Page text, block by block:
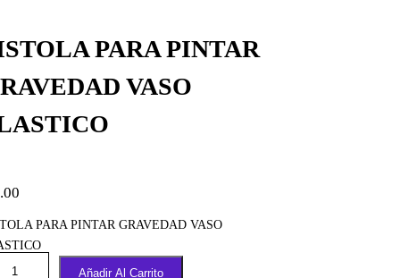
PARA PINTAR
VASO
PARA PINTAR GRAVEDAD VASO
Añadir Al Carrito